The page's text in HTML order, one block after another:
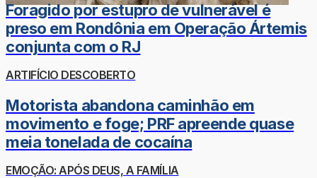
Foragido por estupro de vulnerável é
preso em Rondônia em Operação Ártemis
conjunta com o RJ
ARTIFÍCIO DESCOBERTO
Motorista abandona caminhão em
movimento e foge; PRF apreende quase
meia tonelada de cocaína
EMOÇÃO: APÓS DEUS, A FAMÍLIA